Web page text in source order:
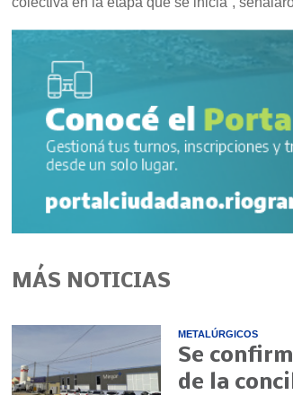
MÁS NOTICIAS
METALÚRGICOS
Se
de la